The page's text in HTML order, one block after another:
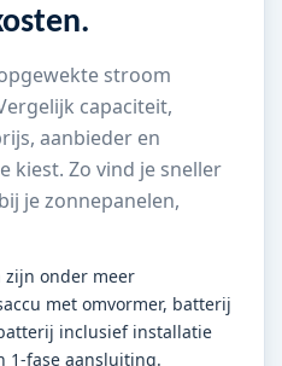
stroom
capaciteit,
aanbieder en
kiest. Zo vind je sneller
je zonnepanelen,
zijn onder meer
met omvormer, batterij
inclusief installatie
1-fase aansluiting.